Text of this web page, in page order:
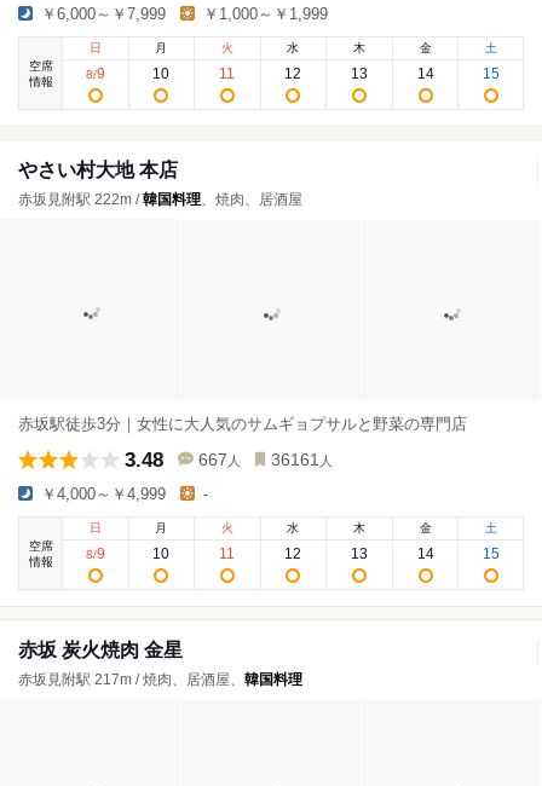
￥6,000～￥7,999 ￥1,000～￥1,999
空席
情報
日
8/9
月
10
火
11
水
12
木
13
金
14
土
15
やさい村大地 本店
赤坂見附駅 222m /韓国料理、焼肉、居酒屋
赤坂駅徒歩3分｜女性に大人気のサムギョプサルと野菜の専門店
3.48 667 人 36161 人
￥4,000～￥4,999 -
空席
情報
日
8/9
月
10
火
11
水
12
木
13
金
14
土
15
赤坂 炭火焼肉 金星
赤坂見附駅 217m / 焼肉、居酒屋、 韓国料理